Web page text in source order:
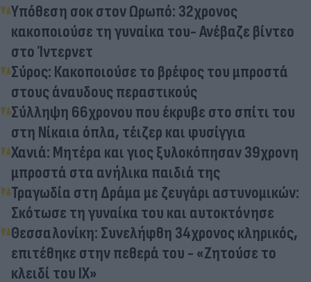
Υπόθεση σοκ στον Ωρωπό: 32χρονος
κακοποιούσε τη γυναίκα του- Ανέβαζε βίντεο
στο Ίντερνετ
Σύρος: Κακοποιούσε το βρέφος του μπροστά
στους άναυδους περαστικούς
Σύλληψη 66χρονου που έκρυβε στο σπίτι του
στη Νίκαια όπλα, τέιζερ και φυσίγγια
Χανιά: Μητέρα και γιος ξυλοκόπησαν 39χρονη
μπροστά στα ανήλικα παιδιά της
Τραγωδία στη Δράμα με ζευγάρι αστυνομικών:
Σκότωσε τη γυναίκα του και αυτοκτόνησε
Θεσσαλονίκη: Συνελήφθη 34χρονος κληρικός,
επιτέθηκε στην πεθερά του - «Ζητούσε το
κλειδί του ΙΧ»